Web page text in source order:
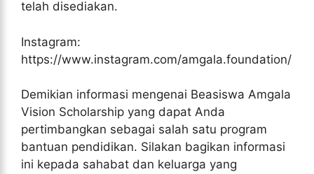
telah disediakan.
Instagram:
https://www.instagram.com/amgala.foundation/
Demikian informasi mengenai Beasiswa Amgala
Vision Scholarship yang dapat Anda
pertimbangkan sebagai salah satu program
bantuan pendidikan. Silakan bagikan informasi
ini kepada sahabat dan keluarga yang